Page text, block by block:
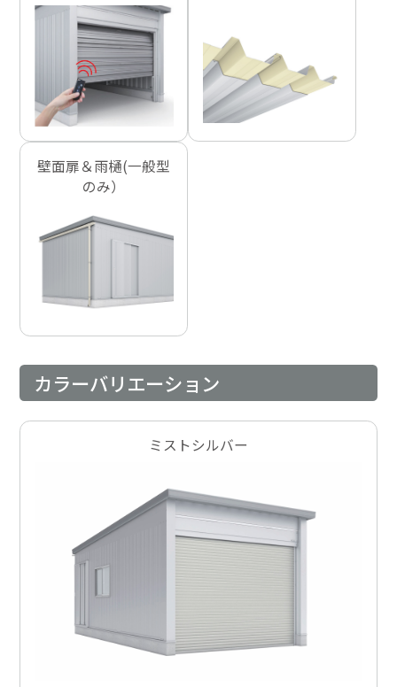
壁面扉＆雨樋(一般型
のみ）
カラーバリエーション
ミストシルバー